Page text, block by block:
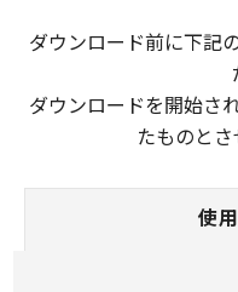
ダウンロード前に下記
ダウンロードを開始さ
たものとさ
使